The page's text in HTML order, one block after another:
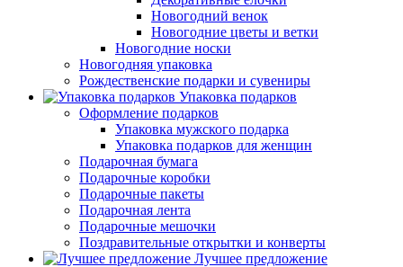
Новогодний венок
Новогодние цветы и ветки
Новогодние носки
Новогодняя упаковка
Рождественские подарки и сувениры
Упаковка подарков
Оформление подарков
Упаковка мужского подарка
Упаковка подарков для женщин
Подарочная бумага
Подарочные коробки
Подарочные пакеты
Подарочная лента
Подарочные мешочки
Поздравительные открытки и конверты
Лучшее предложение